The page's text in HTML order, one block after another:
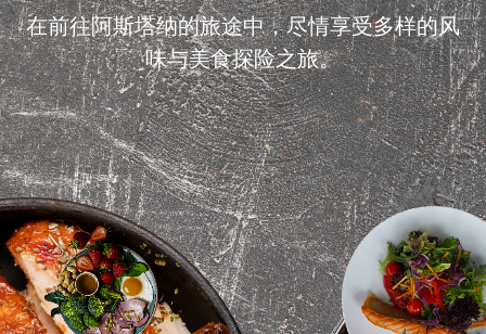
在前往阿斯塔纳的旅途中，尽情享受多样的风
味与美食探险之旅。